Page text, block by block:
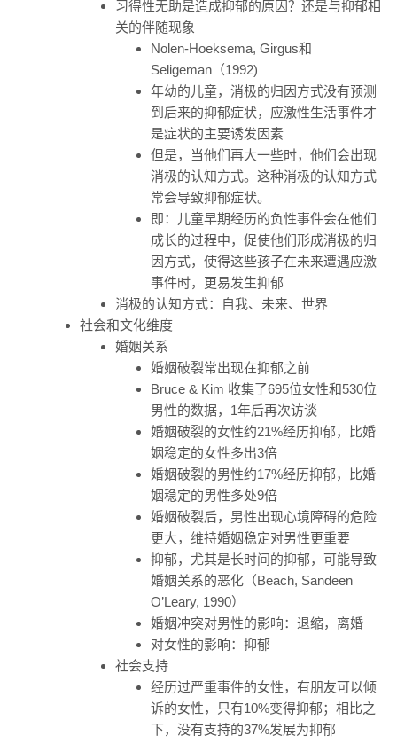
习得性无助是造成抑郁的原因？还是与抑郁相
关的伴随现象
Nolen-Hoeksema, Girgus和
Seligeman（1992)
年幼的儿童，消极的归因方式没有预测
到后来的抑郁症状，应激性生活事件才
是症状的主要诱发因素
但是，当他们再大一些时，他们会出现
消极的认知方式。这种消极的认知方式
常会导致抑郁症状。
即：儿童早期经历的负性事件会在他们
成长的过程中，促使他们形成消极的归
因方式，使得这些孩子在未来遭遇应激
事件时，更易发生抑郁
消极的认知方式：自我、未来、世界
社会和文化维度
婚姻关系
婚姻破裂常出现在抑郁之前
Bruce & Kim 收集了695位女性和530位
男性的数据，1年后再次访谈
婚姻破裂的女性约21%经历抑郁，比婚
姻稳定的女性多出3倍
婚姻破裂的男性约17%经历抑郁，比婚
姻稳定的男性多处9倍
婚姻破裂后，男性出现心境障碍的危险
更大，维持婚姻稳定对男性更重要
抑郁，尤其是长时间的抑郁，可能导致
婚姻关系的恶化（Beach, Sandeen
O’Leary, 1990）
婚姻冲突对男性的影响：退缩，离婚
对女性的影响：抑郁
社会支持
经历过严重事件的女性，有朋友可以倾
诉的女性，只有10%变得抑郁；相比之
下，没有支持的37%发展为抑郁